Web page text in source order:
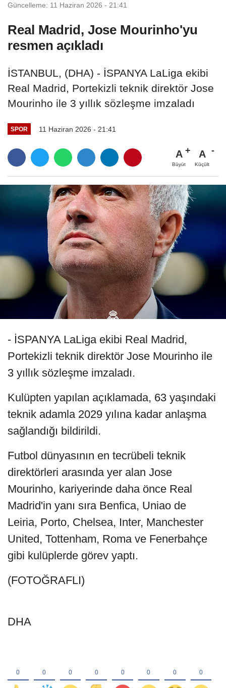
Güncelleme: 11 Haziran 2026 - 21:41
Real Madrid, Jose Mourinho'yu
resmen açıkladı
İSTANBUL, (DHA) - İSPANYA LaLiga ekibi
Real Madrid, Portekizli teknik direktör Jose
Mourinho ile 3 yıllık sözleşme imzaladı
SPOR 11 Haziran 2026 - 21:41
A
Büyüt
A
Küçült
- İSPANYA LaLiga ekibi Real Madrid,
Portekizli teknik direktör Jose Mourinho ile
3 yıllık sözleşme imzaladı.
Kulüpten yapılan açıklamada, 63 yaşındaki
teknik adamla 2029 yılına kadar anlaşma
sağlandığı bildirildi.
Futbol dünyasının en tecrübeli teknik
direktörleri arasında yer alan Jose
Mourinho, kariyerinde daha önce Real
Madrid'in yanı sıra Benfica, Uniao de
Leiria, Porto, Chelsea, Inter, Manchester
United, Tottenham, Roma ve Fenerbahçe
gibi kulüplerde görev yaptı.
(FOTOĞRAFLI)
DHA